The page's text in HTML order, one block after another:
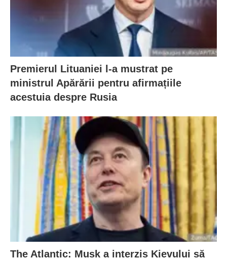
Premierul Lituaniei l-a mustrat pe
ministrul Apărării pentru afirmațiile
acestuia despre Rusia
The Atlantic: Musk a interzis Kievului să